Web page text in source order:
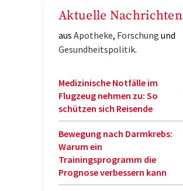
Aktuelle Nachrichten
aus Apotheke, Forschung und
Gesundheitspolitik.
Medizinische Notfälle im
Flugzeug nehmen zu: So
schützen sich Reisende
Bewegung nach Darmkrebs:
Warum ein
Trainingsprogramm die
Prognose verbessern kann